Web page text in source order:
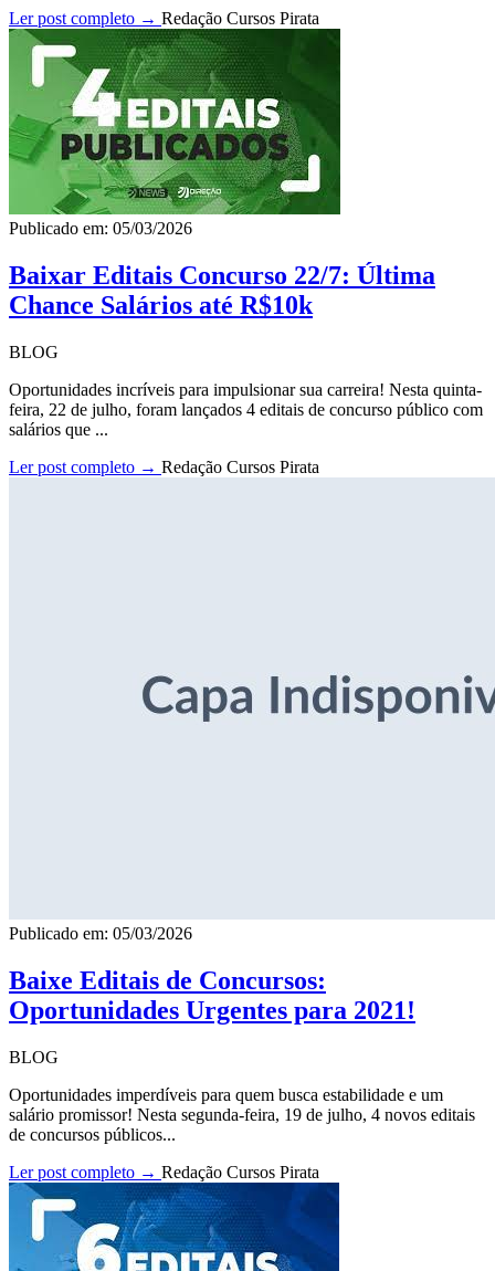
Ler post completo → Redação Cursos Pirata
Publicado em: 05/03/2026
Baixar Editais Concurso 22/7: Última
Chance Salários até R$10k
BLOG
Oportunidades incríveis para impulsionar sua carreira! Nesta quinta-
feira, 22 de julho, foram lançados 4 editais de concurso público com
salários que ...
Ler post completo → Redação Cursos Pirata
Publicado em: 05/03/2026
Baixe Editais de Concursos:
Oportunidades Urgentes para 2021!
BLOG
Oportunidades imperdíveis para quem busca estabilidade e um
salário promissor! Nesta segunda-feira, 19 de julho, 4 novos editais
de concursos públicos...
Ler post completo → Redação Cursos Pirata